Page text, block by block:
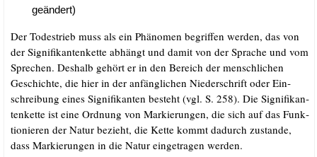
geändert)
Der Todes­trieb muss als ein Phä­no­men begrif­fen wer­den, das von
der Signi­fi­kan­ten­ket­te abhängt und damit von der Spra­che und vom
Spre­chen. Des­halb gehört er in den Bereich der mensch­li­chen
Geschich­te, die hier in der anfäng­li­chen Nie­der­schrift oder Ein­
schrei­bung eines Signi­fi­kan­ten besteht (vgl. S. 258). Die Signi­fi­kan­
ten­ket­te ist eine Ord­nung von Mar­kie­run­gen, die sich auf das Funk­
tio­nie­ren der Natur bezieht, die Ket­te kommt dadurch zustan­de,
dass Mar­kie­run­gen in die Natur ein­ge­tra­gen werden.